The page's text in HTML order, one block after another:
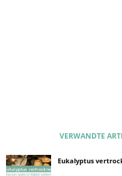
VERWANDTE
Eukalyptus